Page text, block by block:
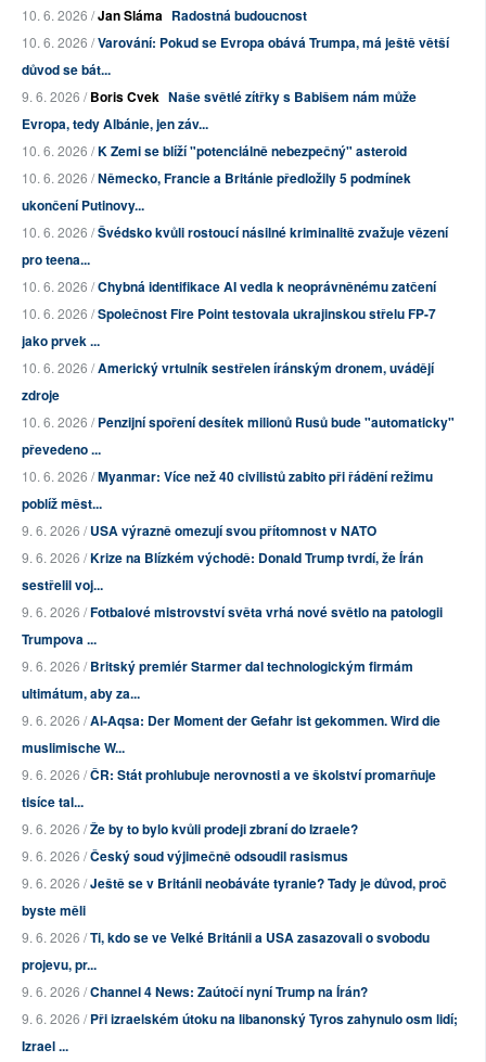
10. 6. 2026 /Jan Sláma Radostná budoucnost
10. 6. 2026 /Varování: Pokud se Evropa obává Trumpa, má ještě větší
důvod se bát...
9. 6. 2026 /Boris Cvek Naše světlé zítřky s Babišem nám může
Evropa, tedy Albánie, jen záv...
10. 6. 2026 /K Zemi se blíží "potenciálně nebezpečný" asteroid
10. 6. 2026 /Německo, Francie a Británie předložily 5 podmínek
ukončení Putinovy...
10. 6. 2026 /Švédsko kvůli rostoucí násilné kriminalitě zvažuje vězení
pro teena...
10. 6. 2026 /Chybná identifikace AI vedla k neoprávněnému zatčení
10. 6. 2026 /Společnost Fire Point testovala ukrajinskou střelu FP-7
jako prvek ...
10. 6. 2026 /Americký vrtulník sestřelen íránským dronem, uvádějí
zdroje
10. 6. 2026 /Penzijní spoření desítek milionů Rusů bude "automaticky"
převedeno ...
10. 6. 2026 /Myanmar: Více než 40 civilistů zabito při řádění režimu
poblíž měst...
9. 6. 2026 /USA výrazně omezují svou přítomnost v NATO
9. 6. 2026 /Krize na Blízkém východě: Donald Trump tvrdí, že Írán
sestřelil voj...
9. 6. 2026 /Fotbalové mistrovství světa vrhá nové světlo na patologii
Trumpova ...
9. 6. 2026 /Britský premiér Starmer dal technologickým firmám
ultimátum, aby za...
9. 6. 2026 /Al-Aqsa: Der Moment der Gefahr ist gekommen. Wird die
muslimische W...
9. 6. 2026 /ČR: Stát prohlubuje nerovnosti a ve školství promarňuje
tisíce tal...
9. 6. 2026 /Že by to bylo kvůli prodeji zbraní do Izraele?
9. 6. 2026 /Český soud výjimečně odsoudil rasismus
9. 6. 2026 /Ještě se v Británii neobáváte tyranie? Tady je důvod, proč
byste měli
9. 6. 2026 /Ti, kdo se ve Velké Británii a USA zasazovali o svobodu
projevu, pr...
9. 6. 2026 /Channel 4 News: Zaútočí nyní Trump na Írán?
9. 6. 2026 /Při izraelském útoku na libanonský Tyros zahynulo osm lidí;
Izrael ...